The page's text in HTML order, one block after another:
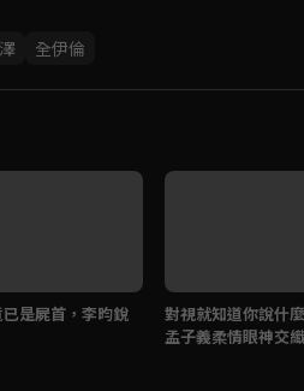
們在困境中選擇成親結盟，攜手合作共
全伊倫
是屍首，李昀銳
對視就知道你說什
孟子義柔情眼神交織